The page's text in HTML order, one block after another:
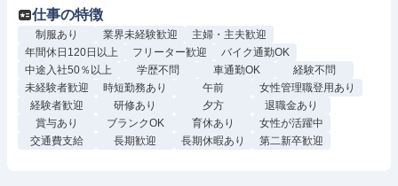
仕事の特徴
制服あり 業界未経験歓迎
主婦・主夫歓迎
年間休日120日以上
フリーター歓迎
バイク通勤OK
中途入社50％以上
学歴不問 車通勤OK
経験不問
未経験者歓迎
時短勤務あり 午前
女性管理職登用あり
経験者歓迎
研修あり 夕方
退職金あり
賞与あり
ブランクOK 育休あり
女性が活躍中
交通費支給
長期歓迎 長期休暇あり 第二新卒歓迎